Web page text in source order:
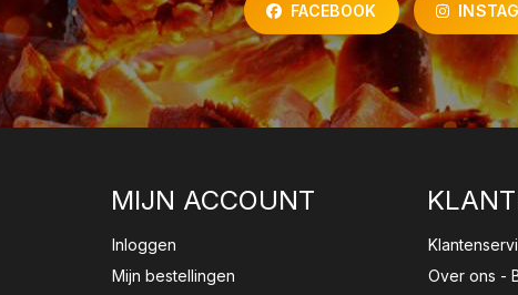
FACEBOOK
MIJN ACCOUNT
Inloggen
Mijn bestellingen
Over ons -